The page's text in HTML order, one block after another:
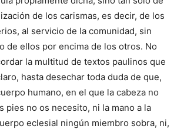
de los carismas, es decir, de los
al servicio de la comunidad, sin
de ellos por encima de los otros. No
la multitud de textos paulinos que
hasta desechar toda duda de que,
humano, en el que la cabeza no
pies no os necesito, ni la mano a la
eclesial ningún miembro sobra, ni,